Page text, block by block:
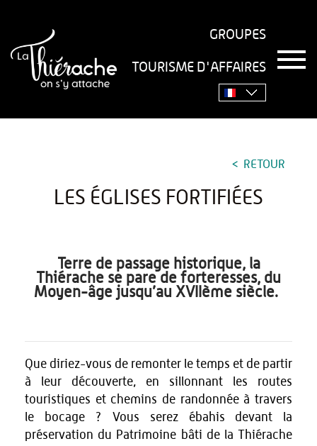
GROUPES
TOURISME D'AFFAIRES
T
o
Accueil› Incontournables Les églises fortifiées
RETOUR
LES ÉGLISES FORTIFIÉES
Terre de passage historique, la
Thiérache se pare de forteresses, du
Moyen-âge jusqu’au XVIIème siècle.
Que diriez-vous de remonter le temps et de partir
à leur découverte, en sillonnant les routes
touristiques et chemins de randonnée à travers
le bocage ? Vous serez ébahis devant la
préservation du Patrimoine bâti de la Thiérache